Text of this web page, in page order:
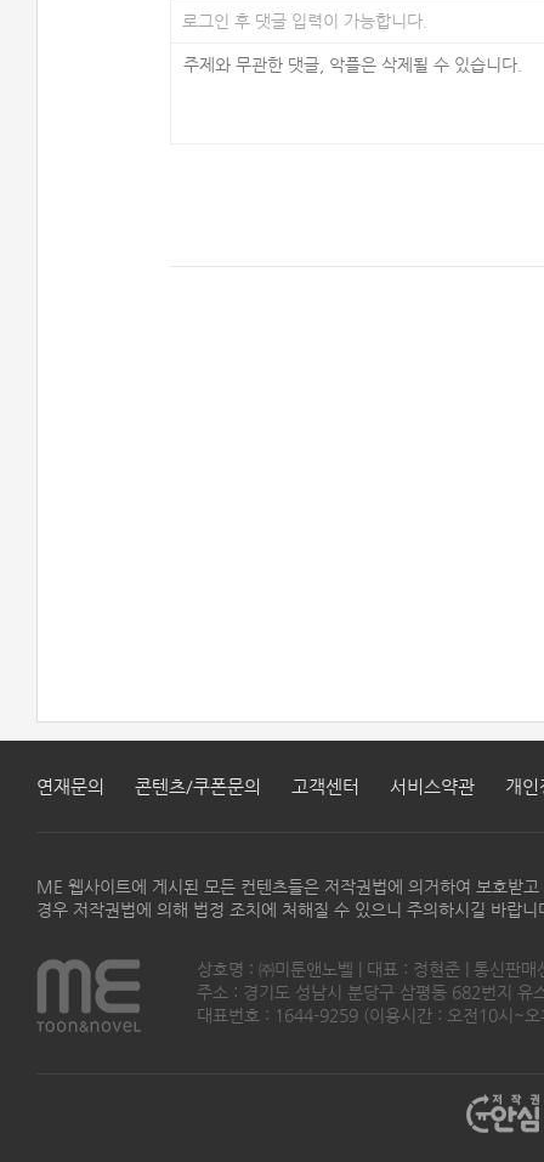
로그인 후 댓글 입력이 가능합니다.
연재문의 콘텐츠/쿠폰문의 고객센터 서비스약관 개인
ME 웹사이트에 게시된 모든 컨텐츠들은 저작권법에 의거하여 보호받
경우 저작권법에 의해 법정 조치에 처해질 수 있으니 주의하시길 바랍니
상호명 : ㈜미툰앤노벨 | 대표 : 정현준 | 통신판
주소 : 경기도 성남시 분당구 삼평동 682번지
대표번호 : 1644-9259 (이용시간 : 오전10시~